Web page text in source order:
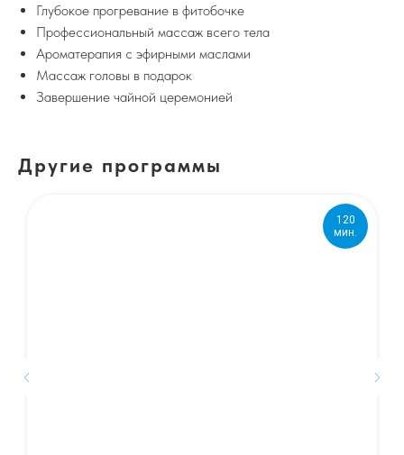
Глубокое прогревание в фитобочке
Профессиональный массаж всего тела
Ароматерапия с эфирными маслами
Массаж головы в подарок
Завершение чайной церемонией
Другие программы
120
мин.